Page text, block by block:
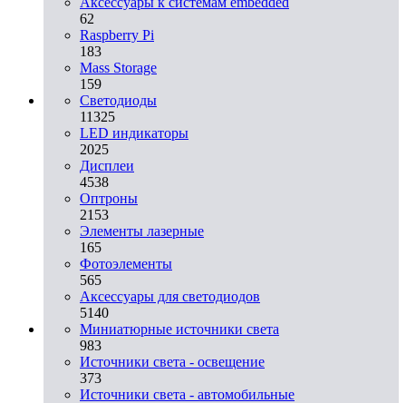
62
Raspberry Pi
183
Mass Storage
159
Светодиоды
11325
LED индикаторы
2025
Дисплеи
4538
Оптроны
2153
Элементы лазерные
165
Фотоэлементы
565
Аксессуары для светодиодов
5140
Миниатюрные источники света
983
Источники света - освещение
373
Источники света - автомобильные